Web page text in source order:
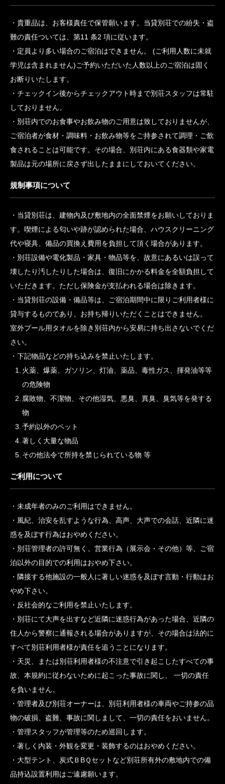
棟貸切/貸別荘の持つ公共性を保持するため、宿泊約款と一体と
なる下記の規則を定めております。この規則に違反したときは、
宿泊約款第6 条の規定により、宿泊契約を解除することがありま
す。
記
ご利用形態について
貴重品は、お客様責任で保管願います。当貸別荘での紛失・盗
難の責任ついては、第11 条2 項に従います。
定員より多い場合のご宿泊はできません。 (ご利用人数に未就
学児は含まれません)ご予約いただいた人数以上のご宿泊は固く
別荘内でのお食事やお飲み物のご用意は致しておりませんが、
ご宿泊者が食材・調味料・お飲み物等をご持参されて調理・ご飲
食されることは可能です。その場合、別荘内にある食器類や家電
製品は元の場所に戻さず出したままにしておいてください。
規制事項について
当貸別荘は、建物内及び敷地内の全面禁煙をお願いしておりま
す。喫煙による匂いや跡が認められた場合、ハウスクリーニング
代や寝具、備品の買換え費用を負担して頂く場合があります。
別荘設備や電化製品・家具・物品等を、故意にあるいは誤って
壊したり汚したりした場合は、復旧にかかる料金を全額負担して
いただきます。ただし保険金が支払われる場合は除きます。
当貸別荘の設備・備品等は、ご宿泊期間中に限りご利用者様に
貸与するものであり、お持ち帰りいただくことはできません。
室外プール用タオルを除き別荘内から安易に持ち出さないでくだ
さい。
下記物品などの持ち込みを禁止いたします。
物
予約以外のペット
著しく大量な物品
その他法令で所持を禁じられている物 等
ご利用について
未成年者のみのご利用はできません。
風紀、治安を乱すような行為、高声、大声での会話、近隣に迷
惑を及ぼす行為はおやめください。
別荘管理者の許可無く、営業行為（展示会・その他）等、ご宿
泊以外の目的での利用はおやめ下さい。
隣接する他施設の一般人に著しい迷惑を及ぼす言動・行動はお
やめ下さい。
反社会的なご利用を禁止いたします。
別荘にて大声を出すなど近隣に迷惑行為があった場合、近隣の
住人から警察に通報される場合がありますが、その場合は法的に
すべて別荘利用者様が責任を追うことになります。
天災、または別荘利用者様の不注意で引き起こしたすべての事
故、本規約に従わないために起こった事故に関し、 一切の責任